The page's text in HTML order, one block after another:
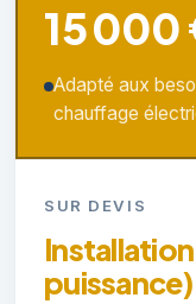
15
Adapté aux
chauffage
SUR DEVIS
puissance)